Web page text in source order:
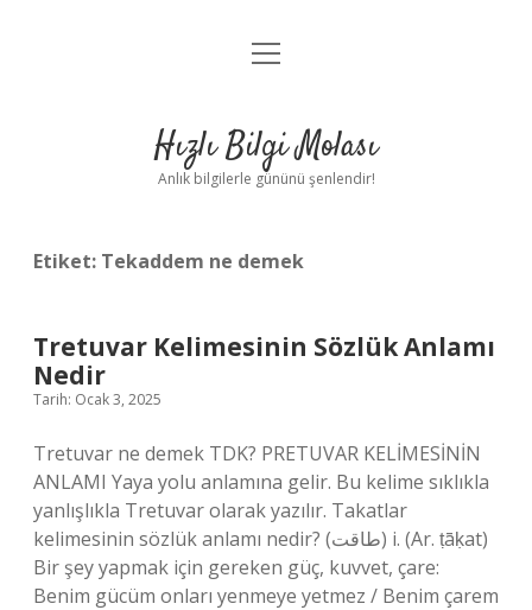
Anasayfa
Yasal Uyarı
menüyü
Hızlı Bilgi Molası
Anlık bilgilerle gününü şenlendir!
Etiket: Tekaddem ne demek
Tretuvar Kelimesinin Sözlük Anlamı
Nedir
Tarih: Ocak 3, 2025
Tretuvar ne demek TDK? PRETUVAR KELİMESİNİN
ANLAMI Yaya yolu anlamına gelir. Bu kelime sıklıkla
yanlışlıkla Tretuvar olarak yazılır. Takatlar
kelimesinin sözlük anlamı nedir? (ﻃﺎﻗﺖ) i. (Ar. ṭāḳat)
Bir şey yapmak için gereken güç, kuvvet, çare:
Benim gücüm onları yenmeye yetmez / Benim çarem